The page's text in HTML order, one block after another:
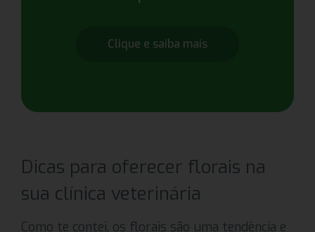
Clique e saiba mais
Dicas para oferecer florais na
sua clínica veterinária
Como te contei, os florais são uma tendência e